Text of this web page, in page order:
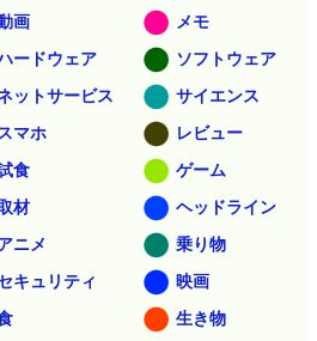
画
メモ
ードウェア
ソフトウェア
ットサービス
サイエンス
スマホ
レビュー
食
ゲーム
材
ヘッドライン
ニメ
乗り物
キュリティ
映画
生き物